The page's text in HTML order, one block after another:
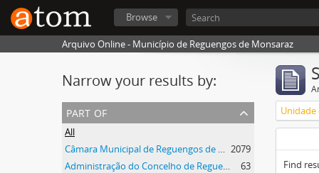
Browse
Arquivo Online - Município de Reguengos de Monsaraz
Narrow your results by:
part of
All
Câmara Municipal de Reguengos de Monsaraz 2079
Administração do Concelho de Reguengos
63
Unidade
Find